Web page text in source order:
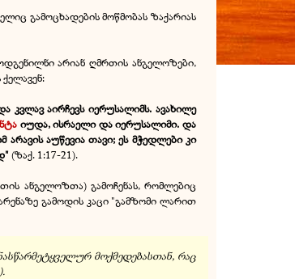
გამოცხადების მოწმობას ზაქარიას
არიან ღმრთის ანგელოზები,
აირჩევს იერუსალიმს. ავახილე
იუდა, ისრაელი და იერუსალიმი. და
არავის აუწევია თავი; ეს მჭედლები კი
(ზაქ. 1:17-21).
ანგელოზთა) გამოჩენას, რომლებიც
გამოდის კაცი "გამზომი ლარით
მოქმედებასთან, რაც